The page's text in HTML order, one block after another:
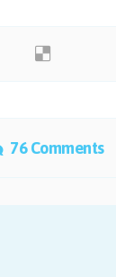
76 Comments